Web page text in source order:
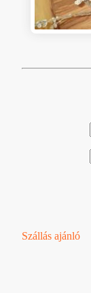
Szállás ajánló